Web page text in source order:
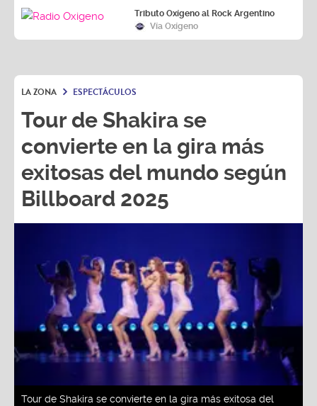
Tributo Oxígeno al Rock Argentino
Vía Oxígeno
LA ZONA ESPECTÁCULOS
Tour de Shakira se
convierte en la gira más
exitosas del mundo según
Billboard 2025
Tour de Shakira se convierte en la gira más exitosa del